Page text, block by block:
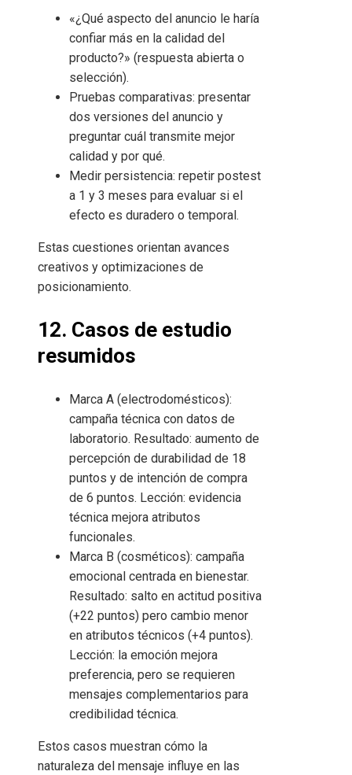
«¿Qué aspecto del anuncio le haría
confiar más en la calidad del
producto?» (respuesta abierta o
selección).
Pruebas comparativas: presentar
dos versiones del anuncio y
preguntar cuál transmite mejor
calidad y por qué.
Medir persistencia: repetir postest
a 1 y 3 meses para evaluar si el
efecto es duradero o temporal.
Estas cuestiones orientan avances
creativos y optimizaciones de
posicionamiento.
12. Casos de estudio
resumidos
Marca A (electrodomésticos):
campaña técnica con datos de
laboratorio. Resultado: aumento de
percepción de durabilidad de 18
puntos y de intención de compra
de 6 puntos. Lección: evidencia
técnica mejora atributos
funcionales.
Marca B (cosméticos): campaña
emocional centrada en bienestar.
Resultado: salto en actitud positiva
(+22 puntos) pero cambio menor
en atributos técnicos (+4 puntos).
Lección: la emoción mejora
preferencia, pero se requieren
mensajes complementarios para
credibilidad técnica.
Estos casos muestran cómo la
naturaleza del mensaje influye en las